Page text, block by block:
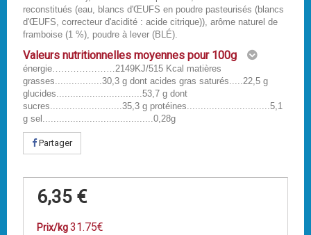
reconstitués (eau, blancs d'ŒUFS en poudre pasteurisés (blancs
d'ŒUFS, correcteur d'acidité : acide citrique)), arôme naturel de
framboise (1 %), poudre à lever (BLÉ).
Valeurs nutritionnelles moyennes pour 100g
énergie…………………2149KJ/515 Kcal matières
grasses.................30,3 g dont acides gras saturés.....22,5 g
glucides...............................53,7 g dont
sucres..........................35,3 g protéines..............................5,1
g sel........................................0,28g
Partager
6,35 €
Prix/kg31.75€